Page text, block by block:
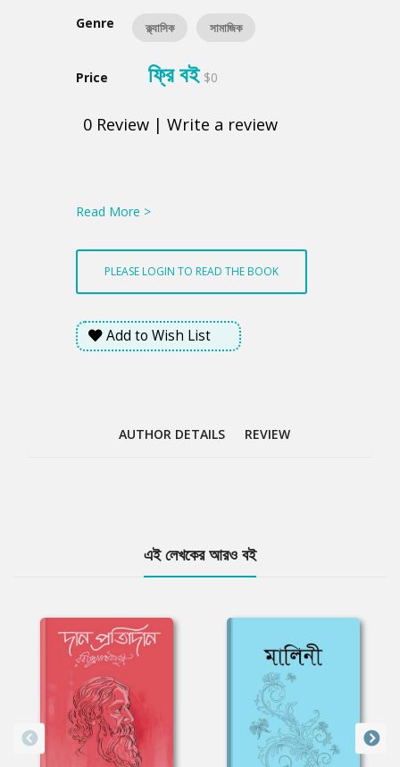
Genre ক্ল্যাসিক সামাজিক
Price ফ্রি বই $0
0 Review | Write a review
Read More >
PLEASE LOGIN TO READ THE BOOK
Add to Wish List
AUTHOR DETAILS REVIEW
এই লেখকের আরও বই